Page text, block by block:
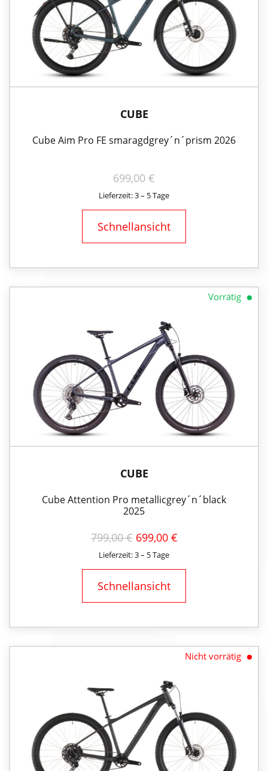
CUBE
Cube Aim Pro FE smaragdgrey´n´prism 2026
699,00 €
Lieferzeit: 3 – 5 Tage
Schnellansicht
Vorrätig
CUBE
Cube Attention Pro metallicgrey´n´black
2025
799,00€ URSPRÜNGLICHER
PREIS
WAR:
799,00 €
699,00 €AKTUELLER
699,00 €.
Lieferzeit: 3 – 5 Tage
Schnellansicht
Nicht vorrätig